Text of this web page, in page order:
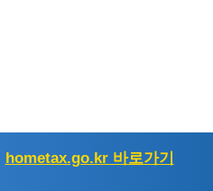
hometax.go.kr 바로가기